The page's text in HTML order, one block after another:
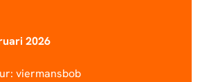
2026
viermansbob